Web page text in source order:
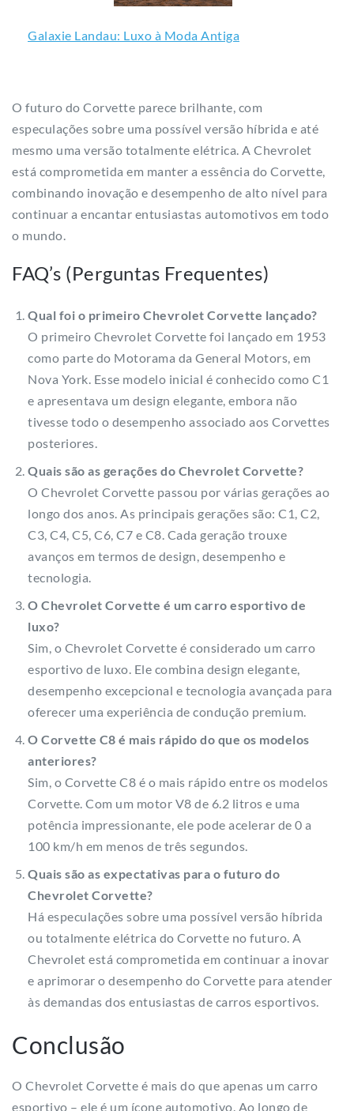
Galaxie Landau: Luxo à Moda Antiga
O futuro do Corvette parece brilhante, com
especulações sobre uma possível versão híbrida e até
mesmo uma versão totalmente elétrica. A Chevrolet
está comprometida em manter a essência do Corvette,
combinando inovação e desempenho de alto nível para
continuar a encantar entusiastas automotivos em todo
o mundo.
FAQ’s (Perguntas Frequentes)
Qual foi o primeiro Chevrolet Corvette lançado?
O primeiro Chevrolet Corvette foi lançado em 1953
como parte do Motorama da General Motors, em
Nova York. Esse modelo inicial é conhecido como C1
e apresentava um design elegante, embora não
tivesse todo o desempenho associado aos Corvettes
posteriores.
Quais são as gerações do Chevrolet Corvette?
O Chevrolet Corvette passou por várias gerações ao
longo dos anos. As principais gerações são: C1, C2,
C3, C4, C5, C6, C7 e C8. Cada geração trouxe
avanços em termos de design, desempenho e
tecnologia.
O Chevrolet Corvette é um carro esportivo de
luxo?
Sim, o Chevrolet Corvette é considerado um carro
esportivo de luxo. Ele combina design elegante,
desempenho excepcional e tecnologia avançada para
oferecer uma experiência de condução premium.
O Corvette C8 é mais rápido do que os modelos
anteriores?
Sim, o Corvette C8 é o mais rápido entre os modelos
Corvette. Com um motor V8 de 6.2 litros e uma
potência impressionante, ele pode acelerar de 0 a
100 km/h em menos de três segundos.
Quais são as expectativas para o futuro do
Chevrolet Corvette?
Há especulações sobre uma possível versão híbrida
ou totalmente elétrica do Corvette no futuro. A
Chevrolet está comprometida em continuar a inovar
e aprimorar o desempenho do Corvette para atender
às demandas dos entusiastas de carros esportivos.
Conclusão
O Chevrolet Corvette é mais do que apenas um carro
esportivo – ele é um ícone automotivo. Ao longo de